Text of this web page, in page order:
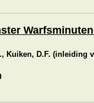
Warfsminuten
Kuiken, D.F. (inleiding